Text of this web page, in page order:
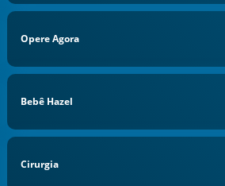
Opere Agora
Bebê Hazel
Cirurgia